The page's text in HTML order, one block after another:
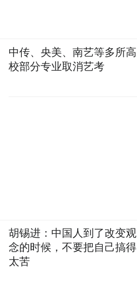
中传、央美、南艺等多所高
校部分专业取消艺考
胡锡进：中国人到了改变观
念的时候，不要把自己搞得
太苦